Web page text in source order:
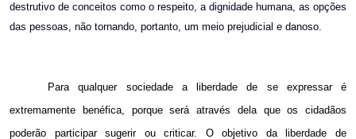
destrutivo de conceitos como o respeito, a dignidade humana, as opções
das pessoas, não tornando, portanto, um meio prejudicial e danoso.
Para qualquer sociedade a liberdade de se expressar é
extremamente benéfica, porque será através dela que os cidadãos
poderão participar sugerir ou criticar. O objetivo da liberdade de